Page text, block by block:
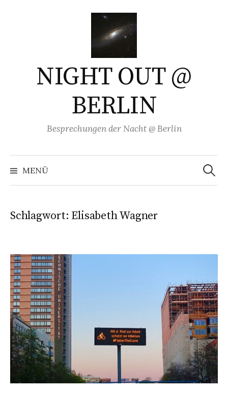
NIGHT OUT @
BERLIN
Besprechungen der Nacht @ Berlin
MENÜ
Suchen
nach:
Schlagwort: Elisabeth Wagner